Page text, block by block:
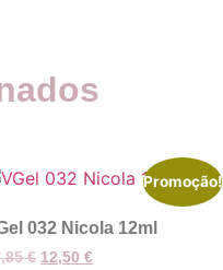
Promoção!
032 Nicola 12ml
€ 12,50€